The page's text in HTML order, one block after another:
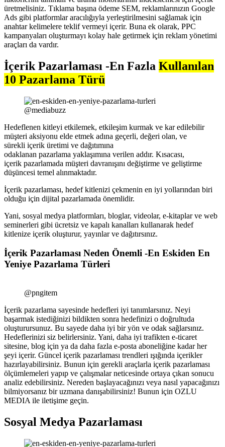
üretmelisiniz. Tıklama başına ödeme SEM, reklamlarınızın Google
Ads gibi platformlar aracılığıyla yerleştirilmesini sağlamak için
anahtar kelimelere teklif vermeyi içerir. Buna ek olarak, PPC
kampanyaları oluşturmayı kolay hale getirmek için reklam yönetimi
araçları da vardır.
İçerik Pazarlaması -En Fazla Kullanılan
10 Pazarlama Türü
@mediabuzz
Hedeflenen kitleyi etkilemek, etkileşim kurmak ve kar edilebilir
müşteri aksiyonu elde etmek adına geçerli, değeri olan, ve
sürekli içerik üretimi ve dağıtımına
odaklanan pazarlama yaklaşımına verilen addır. Kısacası,
içerik pazarlamada müşteri davranışını değiştirme ve geliştirme
düşüncesi temel alınmaktadır.
İçerik pazarlaması, hedef kitlenizi çekmenin en iyi yollarından biri
olduğu için dijital pazarlamada önemlidir.
Yani, sosyal medya platformları, bloglar, videolar, e-kitaplar ve web
seminerleri gibi ücretsiz ve kapalı kanalları kullanarak hedef
kitlenize içerik oluşturur, yayınlar ve dağıtırsınız.
İçerik Pazarlaması Neden Önemli -En Eskiden En
Yeniye Pazarlama Türleri
@pngitem
İçerik pazarlama sayesinde hedefleri iyi tanımlarsınız. Neyi
başarmak istediğinizi bildikten sonra hedefinizi o doğrultuda
oluşturursunuz. Bu sayede daha iyi bir yön ve odak sağlarsınız.
Hedeflerinizi siz belirlersiniz. Yani, daha iyi trafikten e-ticaret
sitesine, blog için ya da daha fazla e-posta aboneliğine kadar her
şeyi içerir. Güncel içerik pazarlaması trendleri ışığında içerikler
hazırlayabilirsiniz. Bunun için gerekli araçlarla içerik pazarlaması
ölçümlemeleri yapıp ve çalışmalar neticesinde ortaya çıkan sonucu
analiz edebilirsiniz. Nereden başlayacağınızı veya nasıl yapacağınızı
bilmiyorsanız bir uzmana danışabilirsiniz! Bunun için OZLU
MEDIA ile iletişime geçin.
Sosyal Medya Pazarlaması